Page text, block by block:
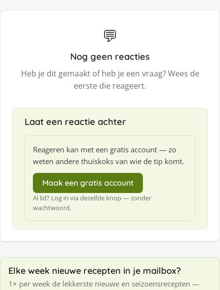
💬
Nog geen reacties
Heb je dit gemaakt of heb je een vraag? Wees de
eerste die reageert.
Laat een reactie achter
Reageren kan met een gratis account — zo
weten andere thuiskoks van wie de tip komt.
Maak een gratis account
Al lid? Log in via dezelfde knop — zonder
wachtwoord.
Elke week nieuwe recepten in je mailbox?
1× per week de lekkerste nieuwe en seizoensrecepten —